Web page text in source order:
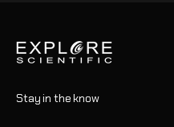
Stay in the know